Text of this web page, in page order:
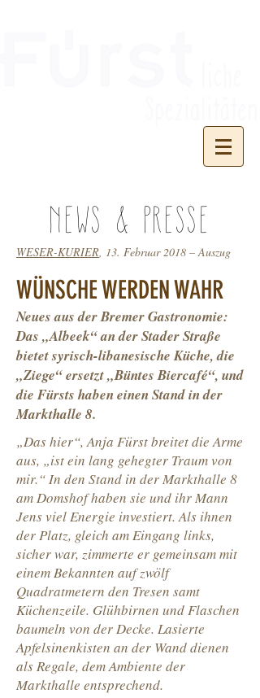
NEWS & PRESSE
„Das hier“, Anja Fürst breitet die Arme
aus, „ist ein lang gehegter Traum von
mir.“ In den Stand in der Markthalle 8
am Domshof haben sie und ihr Mann
Jens viel Energie investiert. Als ihnen
der Platz, gleich am Eingang links,
sicher war, zimmerte er gemeinsam mit
einem Bekannten auf zwölf
Quadratmetern den Tresen samt
Küchenzeile. Glühbirnen und Flaschen
baumeln von der Decke. Lasierte
Apfelsinenkisten an der Wand dienen
als Regale, dem Ambiente der
Markthalle entsprechend.
WESER-KURIER, 13. Februar 2018 – Auszug
WÜNSCHE WERDEN WAHR
Neues aus der Bremer Gastronomie:
Das „Albeek“ an der Stader Straße
bietet syrisch-libanesische Küche, die
„Ziege“ ersetzt „Büntes Biercafé“, und
die Fürsts haben einen Stand in der
Markthalle 8.